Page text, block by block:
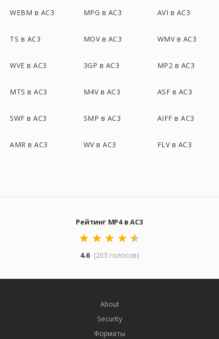
WEBM в AC3 MPG в AC3 AVI в AC3
TS в AC3 MOV в AC3 WMV в AC3
WVE в AC3 3GP в AC3 MP2 в AC3
MTS в AC3 M4V в AC3 ASF в AC3
SWF в AC3 SMP в AC3 AIFF в AC3
AMR в AC3 WV в AC3 FLV в AC3
Рейтинг MP4 в AC3
4.6 (203 голосов)
About
Security
Форматы